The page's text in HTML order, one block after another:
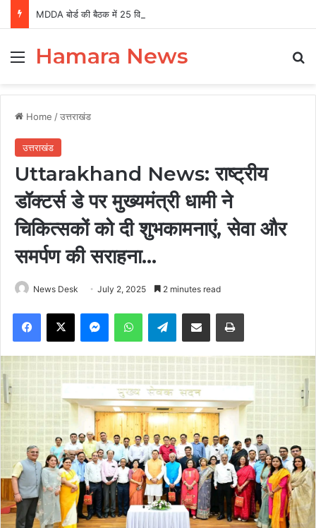
MenuHamara News
Home /उत्तराखंड
उत्तराखंड
Uttarakhand News: राष्ट्रीय
डॉक्टर्स डे पर मुख्यमंत्री धामी ने
चिकित्सकों को दी शुभकामनाएं, सेवा और
समर्पण की सराहना…
News Desk July 2, 2025 2 minutes read
Facebook
X MessengerWhatsAppTelegramShare via Email Print